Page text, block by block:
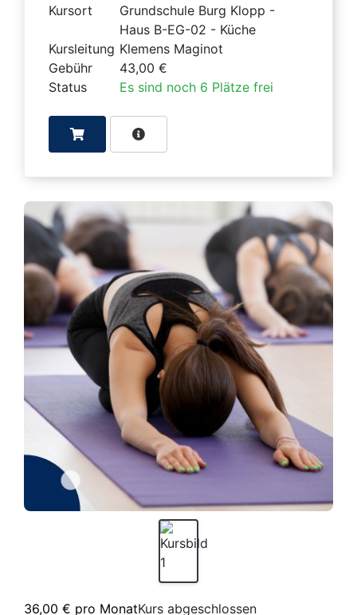
Kursort
Grundschule Burg Klopp -
Haus B-EG-02 - Küche
Kursleitung Klemens Maginot
Gebühr
43,00 €
Status
Es sind noch 6 Plätze frei
36,00 € pro MonatKurs abgeschlossen